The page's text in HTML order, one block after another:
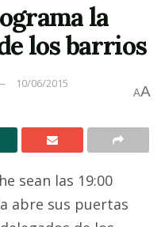
la
los barrios
10/06/2015
AA
sean las 19:00
abre sus puertas